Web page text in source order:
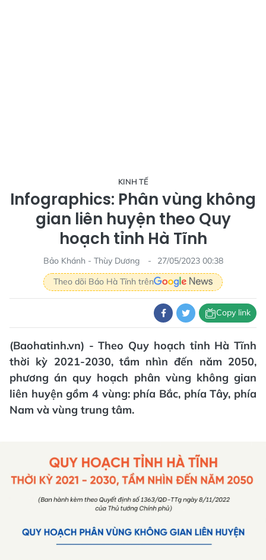
KINH TẾ
Infographics: Phân vùng không
gian liên huyện theo Quy
hoạch tỉnh Hà Tĩnh
Bảo Khánh - Thùy Dương
27/05/2023 00:38
Theo dõi Báo Hà Tĩnh trên
Copy link
(Baohatinh.vn) - Theo Quy hoạch tỉnh Hà Tĩnh
thời kỳ 2021-2030, tầm nhìn đến năm 2050,
phương án quy hoạch phân vùng không gian
liên huyện gồm 4 vùng: phía Bắc, phía Tây, phía
Nam và vùng trung tâm.